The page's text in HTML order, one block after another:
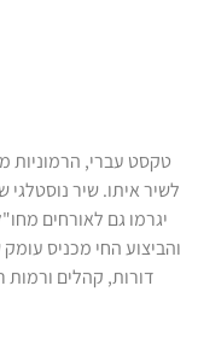
טקסט עברי, הרמוניות
לשיר איתו. שיר
יגרמו גם לאורחים
והביצוע החי מכניס
דורות, קהלים